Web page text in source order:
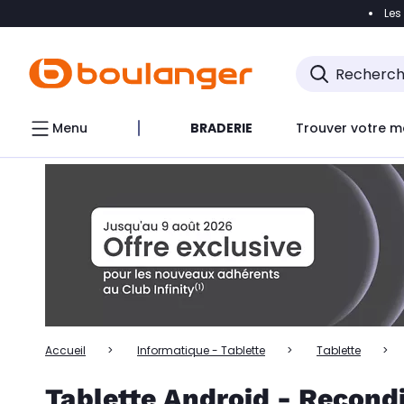
Accéder
Accéder directement au chatbot
Menu BRADERIE Trouver votre
Accueil Informatique - Tablette Tablette